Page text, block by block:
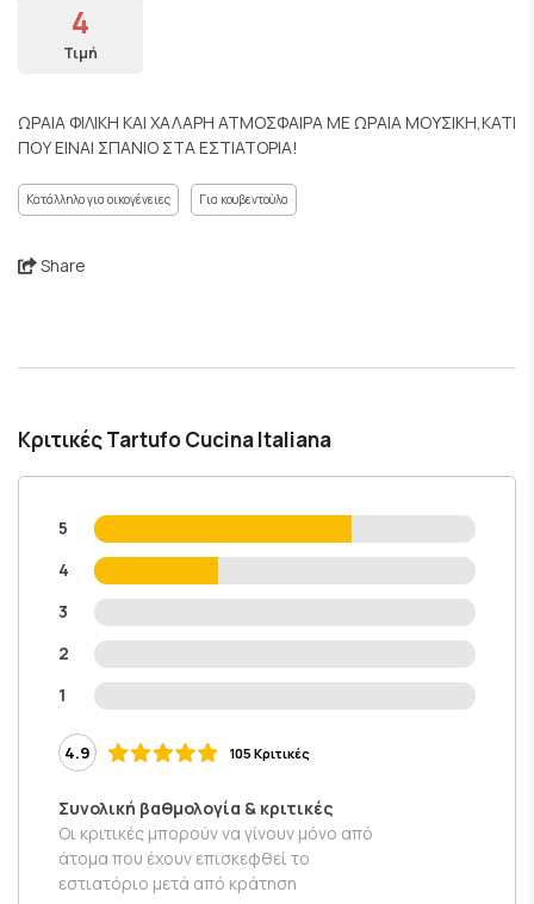
4
Τιμή
ΩΡΑΙΑ ΦΙΛΙΚΗ ΚΑΙ ΧΑΛΑΡΗ ΑΤΜΟΣΦΑΙΡΑ ΜΕ ΩΡΑΙΑ ΜΟΥΣΙΚΗ,ΚΑΤΙ
ΠΟΥ ΕΙΝΑΙ ΣΠΑΝΙΟ ΣΤΑ ΕΣΤΙΑΤΟΡΙΑ!
Κατάλληλο για οικογένειες Για κουβεντούλα
Share
Κριτικές Tartufo Cucina Italiana
5
4
3
2
1
4.9 105 Κριτικές
Συνολική βαθμολογία & κριτικές
Οι κριτικές μπορούν να γίνουν μόνο από
άτομα που έχουν επισκεφθεί το
εστιατόριο μετά από κράτηση